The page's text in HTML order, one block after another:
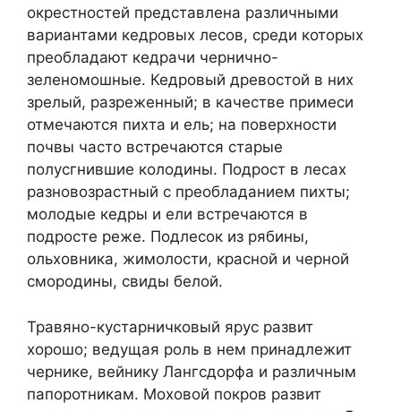
окрестностей представлена различными
вариантами кедровых лесов, среди которых
преобладают кедрачи чернично-
зеленомошные. Кедровый древостой в них
зрелый, разреженный; в качестве примеси
отмечаются пихта и ель; на поверхности
почвы часто встречаются старые
полусгнившие колодины. Подрост в лесах
разновозрастный с преобладанием пихты;
молодые кедры и ели встречаются в
подросте реже. Подлесок из рябины,
ольховника, жимолости, красной и черной
смородины, свиды белой.
Травяно-кустарничковый ярус развит
хорошо; ведущая роль в нем принадлежит
чернике, вейнику Лангсдорфа и различным
папоротникам. Моховой покров развит